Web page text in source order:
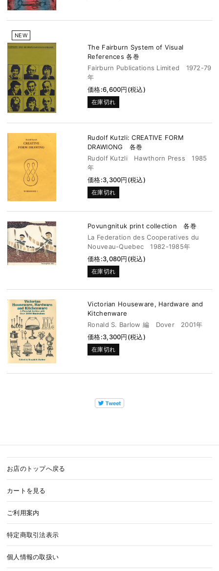
NEW
The Fairburn System of Visual
References 各巻
Fairburn Publications Limited 1972-79
年
価格:6,600円(税込)
在庫切れ
Rudolf Kutzli: CREATIVE FORM
DRAWIONG 各巻
Rudolf Kutzli Hawthorn Press 1985
年
価格:3,300円(税込)
在庫切れ
Povungnituk print collection 各巻
La Federation des Cooperatives du
Nouveau-Quebec 1982-1985年
価格:3,080円(税込)
在庫切れ
Victorian Houseware, Hardware and
Kitchenware
Ronald S. Barlow 編 Dover 2001年
価格:3,300円(税込)
在庫切れ
お店のトップへ戻る
カートを見る
ご利用案内
特定商取引法表示
個人情報の取扱い